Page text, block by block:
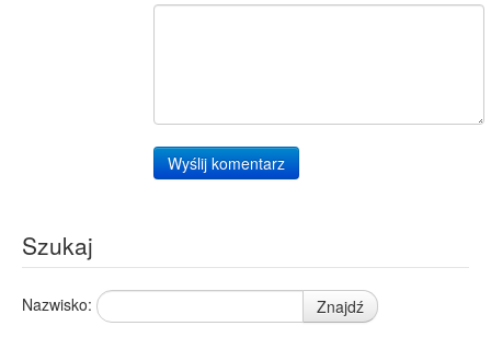
Wyślij komentarz
Szukaj
Nazwisko: Znajdź